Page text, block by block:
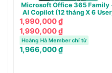
Microsoft Office 365 Family
AI Copilot (12 tháng X 6
1,990,000 ₫
1,990,000 ₫
Hoàng Hà Member chỉ từ
1,966,000 ₫